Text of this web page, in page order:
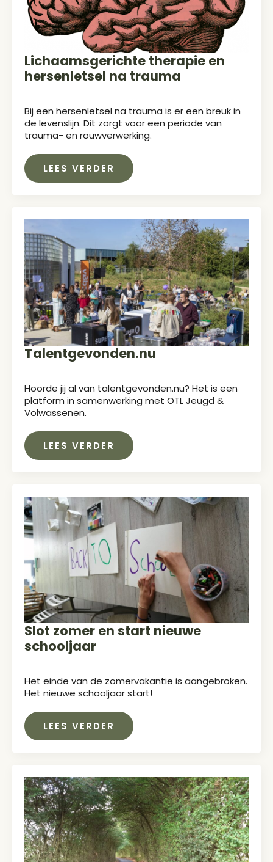
Lichaamsgerichte therapie en
hersenletsel na trauma
Bij een hersenletsel na trauma is er een breuk in
de levenslijn. Dit zorgt voor een periode van
trauma- en rouwverwerking.
LEES VERDER
Talentgevonden.nu
Hoorde jij al van talentgevonden.nu? Het is een
platform in samenwerking met OTL Jeugd &
Volwassenen.
LEES VERDER
Slot zomer en start nieuwe
schooljaar
Het einde van de zomervakantie is aangebroken.
Het nieuwe schooljaar start!
LEES VERDER